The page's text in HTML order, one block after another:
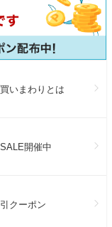
いまわりとは
開催中
クーポン